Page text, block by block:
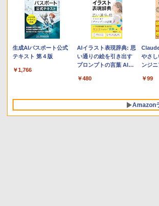
Apple 2026 MacBook
Neo A18 Proチップ搭
ク：AIとApple
8GBメモリ、512GB
HDカメラ、Touch ID -
tomtoc 360°保護 15.6
16インチ パソコンケー
ス Dell NEC Lavie
Lenovo対応
￥2,952
Apple
Air M5
ンチ
13.6
16GB
リ、
ジ、
￥
Robloxギフトカード -
800 Robux 【限定バー
む】 【オンラインゲー
版
Robloxギフトカード -
1000 Robux 【限定バ
ーチャルアイテムを含
ムコード】 ロブロック
￥1,600
Home
2024(
版
￥
生成AIパスポート公式
テキスト 第４版
￥1,766
AIイラスト表現辞典: 思
い通りの絵を引き出す
プロンプトの言葉 AI画
イラストLabo)
￥480
やさ
ンジ
アル
版に
のた
グ入
￥99
Amazon